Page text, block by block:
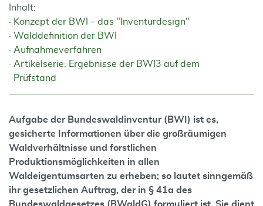
Inhalt:
Konzept der BWI – das "Inventurdesign"
Walddefinition der BWI
Aufnahmeverfahren
Artikelserie: Ergebnisse der BWI3 auf dem
Prüfstand
Aufgabe der Bundeswaldinventur (BWI) ist es,
gesicherte Informationen über die großräumigen
Waldverhältnisse und forstlichen
Produktionsmöglichkeiten in allen
Waldeigentumsarten zu erheben; so lautet sinngemäß
ihr gesetzlichen Auftrag, der in § 41a des